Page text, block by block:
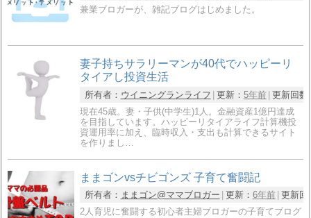
兼業ブロガーが、雑記ブログはじめました。
妻子持ちサラリーマンが40代でハッピーリ
タイアし投資生活
所有者： ウイニングランライフ 更新： 5年前 更新回数
現在45歳。妻・子供(中学生)1人。金融資産1億円達成
を目指しています。ハッピーリタイアライフ計算機投
資運用率に加え、臨時収入・支出も計算できるサイト
を作りまし…
ままゴンvsチビゴンズ 子育て奮闘記
所有者： ままゴン@ママブロガー 更新： 6年前 更新回
2人育児に奮闘する初心者主婦ブロガーの子育てブログ